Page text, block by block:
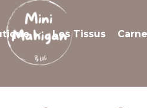
Les Tissus